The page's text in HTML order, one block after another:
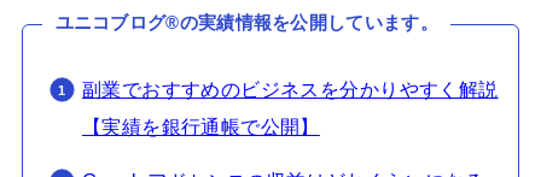
ユニコブログ®の実績情報を公開しています。
副業でおすすめのビジネスを分かりやすく解説
【実績を銀行通帳で公開】